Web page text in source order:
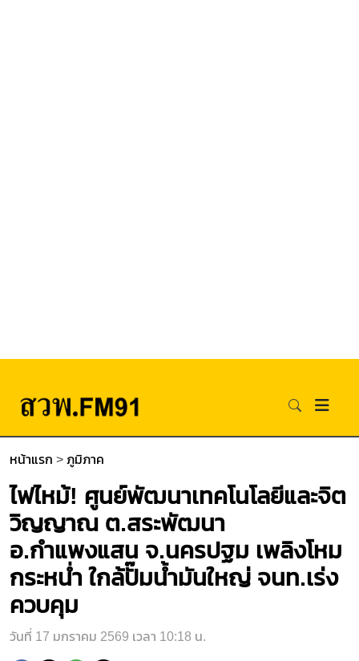
หน้าแรก > ภูมิภาค
ไฟไหม้! ศูนย์พัฒนาเทคโนโลยีและจิต
วิญญาณ ต.สระพัฒนา
อ.กำแพงแสน จ.นครปฐม เพลิงโหม
กระหน่ำ ใกล้ปั๊มน้ำมันใหญ่ จนท.เร่ง
ควบคุม
วันที่ 17 มกราคม 2569 เวลา 10:18 น.